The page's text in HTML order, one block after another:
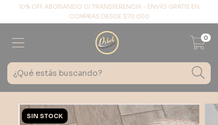
10% OFF ABONANDO C/ TRANSFERENCIA - ENVÍO GRATIS EN
COMPRAS DESDE $70.000
0
SIN STOCK